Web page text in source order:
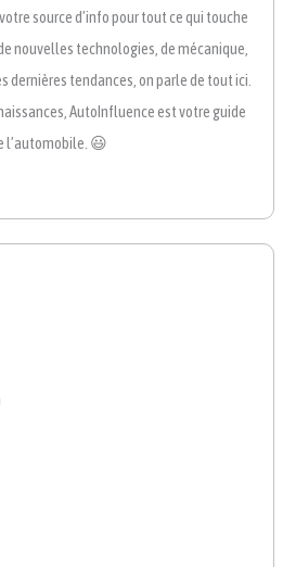
source d’info pour tout ce qui touche
nouvelles technologies, de mécanique,
dernières tendances, on parle de tout ici.
AutoInfluence est votre guide
l’automobile. 😃